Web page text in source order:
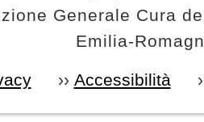
Generale Cura
Emilia-
›› Accessibilità